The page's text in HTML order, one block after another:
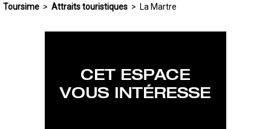
Toursime > Attraits touristiques > La Martre